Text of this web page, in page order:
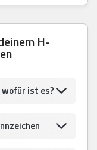
H-
wofür ist es?